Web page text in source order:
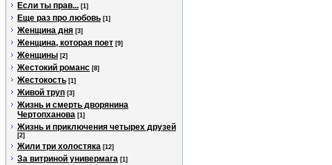
Если ты прав... [1]
Еще раз про любовь [1]
Женщина дня [3]
Женщина, которая поет [9]
Женщины [2]
Жестокий романс [8]
Жестокость [1]
Живой труп [3]
Жизнь и смерть дворянина
Чертопханова [1]
Жизнь и приключения четырех друзей
[2]
Жили три холостяка [12]
За витриной универмага [1]